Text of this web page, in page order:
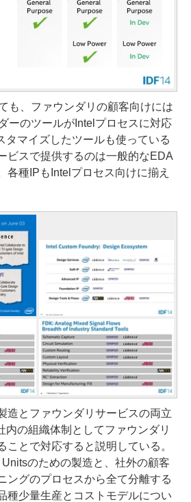
も、ファウンダリの顧客向けには
ーのツールがIntelプロセスに対応
タマイズしたツールも使っている
ビスで提供するのは一般的なEDA
各種IPもIntelプロセス向けに揃え
とファウンダリサービスの両立
内の組織体制としてファウンダリ
ことで対応すると説明している。
のための製造と、社外の顧客
ングのプロセスから全て分離する
種少量生産とコストモデルについ